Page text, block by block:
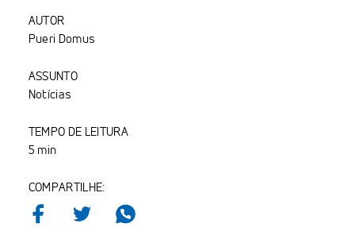
AUTOR
Pueri Domus
ASSUNTO
Notícias
TEMPO DE LEITURA
5 min
COMPARTILHE: